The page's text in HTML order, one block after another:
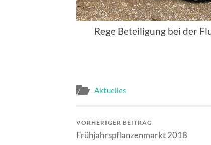
Rege Beteiligung bei der
Aktuelles
VORHERIGER BEITRAG
Frühjahrspflanzenmarkt 2018